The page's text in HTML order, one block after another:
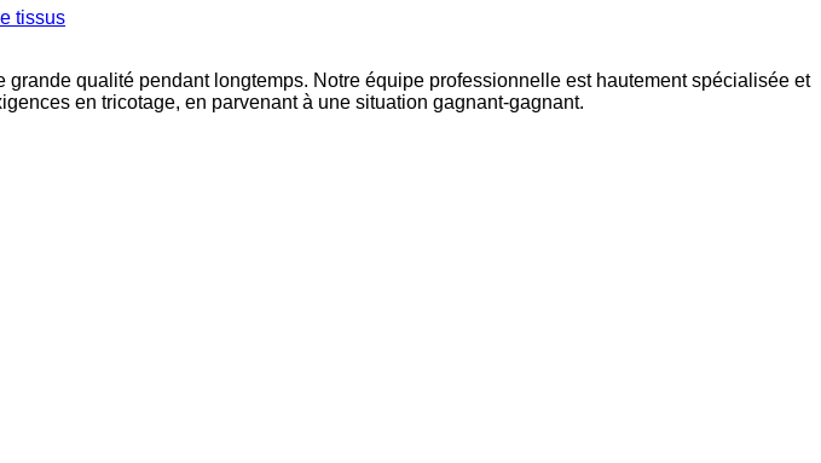
tissus
grande qualité pendant longtemps. Notre équipe professionnelle est hautement spécialisée et
en tricotage, en parvenant à une situation gagnant-gagnant.